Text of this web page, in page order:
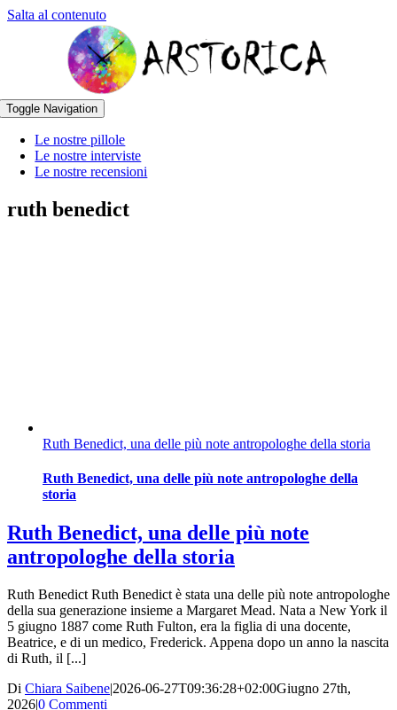
Salta al contenuto
Toggle Navigation
Le nostre pillole
Le nostre interviste
Le nostre recensioni
ruth benedict
Ruth Benedict, una delle più note antropologhe della storia
Ruth Benedict, una delle più note antropologhe della
storia
Ruth Benedict, una delle più note
antropologhe della storia
Ruth Benedict Ruth Benedict è stata una delle più note antropologhe
della sua generazione insieme a Margaret Mead. Nata a New York il
5 giugno 1887 come Ruth Fulton, era la figlia di una docente,
Beatrice, e di un medico, Frederick. Appena dopo un anno la nascita
di Ruth, il [...]
Di Chiara Saibene|2026-06-27T09:36:28+02:00Giugno 27th,
2026|0 Commenti